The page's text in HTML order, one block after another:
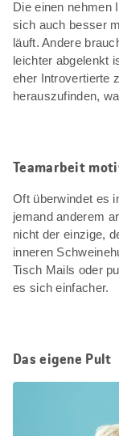
Die einen nehmen
sich auch besser
läuft. Andere
leichter abgelenkt
eher Introvertierte
herauszufinden,
Teamarbeit
Oft überwindet es
jemand anderem
nicht der einzige,
inneren
Tisch Mails oder
es sich einfacher.
Das eigene Pult